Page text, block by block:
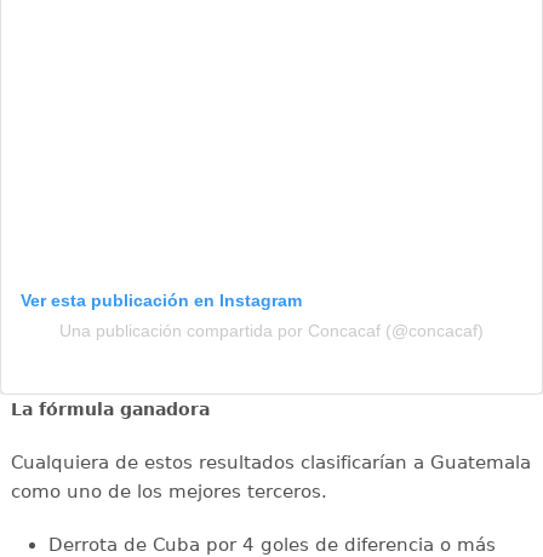
Ver esta publicación en Instagram
Una publicación compartida por Concacaf (@concacaf)
La fórmula ganadora
Cualquiera de estos resultados clasificarían a Guatemala
como uno de los mejores terceros.
Derrota de Cuba por 4 goles de diferencia o más